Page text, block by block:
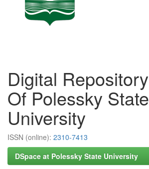
Digital Repository
Of Polessky State
University
ISSN (online): 2310-7413
DSpace at Polessky State University